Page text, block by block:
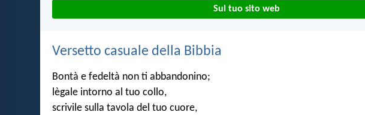
Sul tuo sito web
Versetto casuale della Bibbia
Bontà e fedeltà non ti abbandonino;
lègale intorno al tuo collo,
scrivile sulla tavola del tuo cuore,